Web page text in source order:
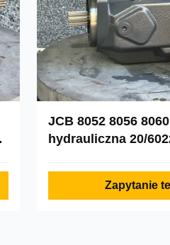
JCB 8052 8056
hydrauliczna 20/
grzebaczy
Zapytanie